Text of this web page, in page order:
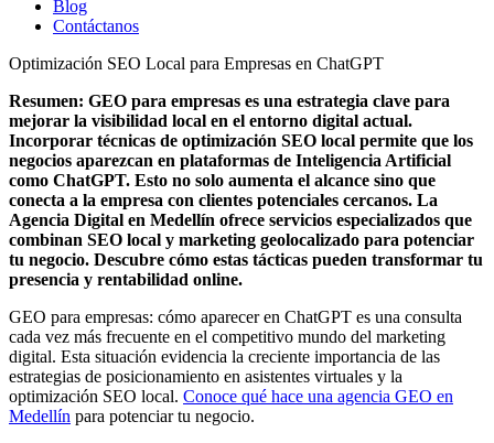
Blog
Contáctanos
Optimización SEO Local para Empresas en ChatGPT
Resumen: GEO para empresas es una estrategia clave para
mejorar la visibilidad local en el entorno digital actual.
Incorporar técnicas de optimización SEO local permite que los
negocios aparezcan en plataformas de Inteligencia Artificial
como ChatGPT. Esto no solo aumenta el alcance sino que
conecta a la empresa con clientes potenciales cercanos. La
Agencia Digital en Medellín ofrece servicios especializados que
combinan SEO local y marketing geolocalizado para potenciar
tu negocio. Descubre cómo estas tácticas pueden transformar tu
presencia y rentabilidad online.
GEO para empresas: cómo aparecer en ChatGPT es una consulta
cada vez más frecuente en el competitivo mundo del marketing
digital. Esta situación evidencia la creciente importancia de las
estrategias de posicionamiento en asistentes virtuales y la
optimización SEO local. Conoce qué hace una agencia GEO en
Medellín para potenciar tu negocio.